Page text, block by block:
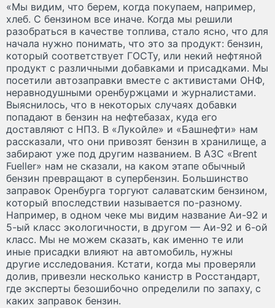
«Мы видим, что берем, когда покупаем, например,
хлеб. С бензином все иначе. Когда мы решили
разобраться в качестве топлива, стало ясно, что для
начала нужно понимать, что это за продукт: бензин,
который соответствует ГОСТу, или некий нефтяной
продукт с различными добавками и присадками. Мы
посетили автозаправки вместе с активистами ОНФ,
неравнодушными оренбуржцами и журналистами.
Выяснилось, что в некоторых случаях добавки
попадают в бензин на нефтебазах, куда его
доставляют с НПЗ. В «Лукойле» и «Башнефти» нам
рассказали, что они привозят бензин в хранилище, а
забирают уже под другим названием. В АЗС «Brent
Fueller» нам не сказали, на каком этапе обычный
бензин превращают в супербензин. Большинство
заправок Оренбурга торгуют салаватским бензином,
который впоследствии называется по-разному.
Например, в одном чеке мы видим название Аи-92 и
5-ый класс экологичности, в другом — Аи-92 и 6-ой
класс. Мы не можем сказать, как именно те или
иные присадки влияют на автомобиль, нужны
другие исследования. Кстати, когда мы проверяли
долив, привезли несколько канистр в Росстандарт,
где эксперты безошибочно определили по запаху, с
каких заправок бензин.